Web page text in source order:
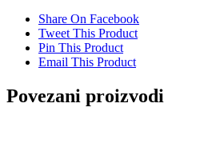
Share On Facebook
Tweet This Product
Pin This Product
Email This Product
Povezani proizvodi